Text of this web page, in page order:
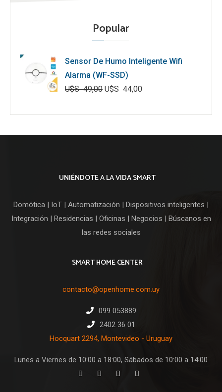
Popular
Sensor De Humo Inteligente Wifi
Alarma (WF-SSD)
U$S49,00
precio
U$S 44,00
precio
UNIÉNDOTE A LA VIDA SMART
Domótica | IoT | Automatización | Dispositivos inteligentes |
Integración | Residencias | Oficinas | Negocios | Búscanos en
las redes sociales
SMART HOME CENTER
contacto@openhome.com.uy
099 053889
2402 36 01
Hocquart 2294, Montevideo - Uruguay
Lunes a Viernes de 10:00 a 18:00, Sábados de 10:00 a 14:00